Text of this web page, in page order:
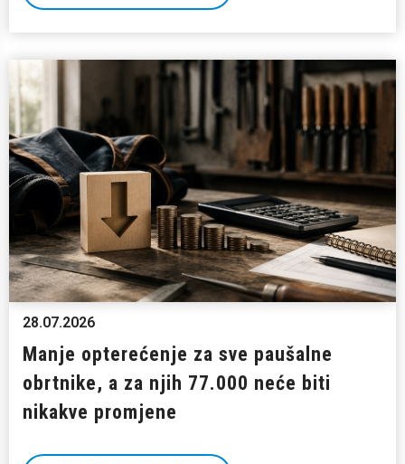
28.07.2026
Manje opterećenje za sve paušalne
obrtnike, a za njih 77.000 neće biti
nikakve promjene